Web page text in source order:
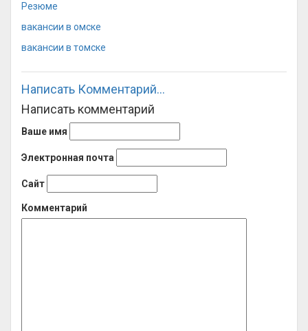
Резюме
вакансии в омске
вакансии в томске
Написать Комментарий...
Написать комментарий
Ваше имя
Электронная почта
Сайт
Комментарий